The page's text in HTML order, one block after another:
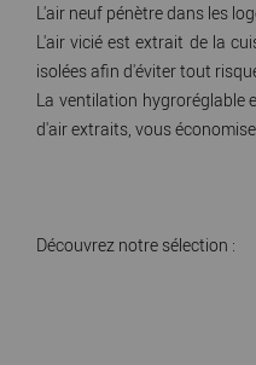
L'air neuf pénètre dans les
L'air vicié est extrait de la
isolées afin d'éviter tout
La ventilation hygroréglable
d'air extraits, vous
Découvrez notre sélection :